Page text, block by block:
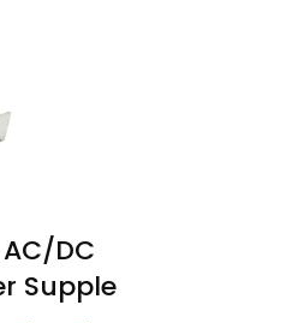
DC
Supple